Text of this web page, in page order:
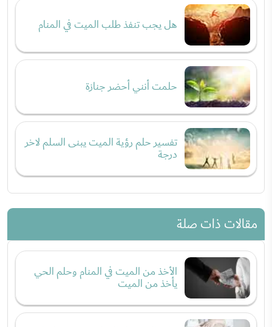
هل يجب تنفذ طلب الميت في المنام
حلمت أنني أحضر جنازة
تفسير حلم رؤية الميت يبنى السلم لاخر
درجة
مقالات ذات صلة
الأخذ من الميت في المنام وحلم الحي
يأخذ من الميت